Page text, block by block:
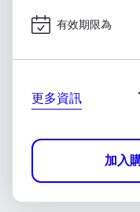
有效期限為
更多資訊
加入